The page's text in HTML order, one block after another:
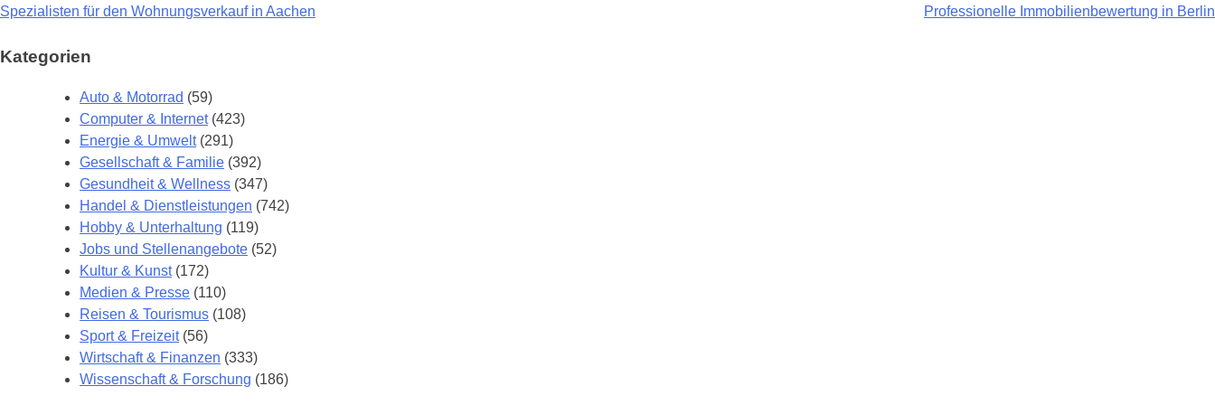
Spezialisten für den Wohnungsverkauf in Aachen Professionelle Immobilienbewertung in Berlin
Kategorien
Auto & Motorrad (59)
Computer & Internet(423)
Energie & Umwelt(291)
Gesellschaft & Familie (392)
Gesundheit & Wellness (347)
Handel & Dienstleistungen (742)
Hobby & Unterhaltung (119)
Jobs und Stellenangebote (52)
Kultur & Kunst(172)
Medien & Presse (110)
Reisen & Tourismus (108)
Sport & Freizeit(56)
Wirtschaft & Finanzen (333)
Wissenschaft & Forschung (186)